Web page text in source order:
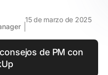
15 de marzo de 2025
de PM con